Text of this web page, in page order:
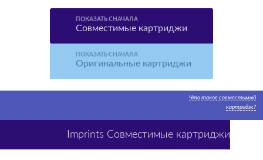
ПОКАЗАТЬ СНАЧАЛА
Совместимые картриджи
ПОКАЗАТЬ СНАЧАЛА
Оригинальные картриджи
Что такое совместимый
картридж?
Imprints Совместимые картриджи